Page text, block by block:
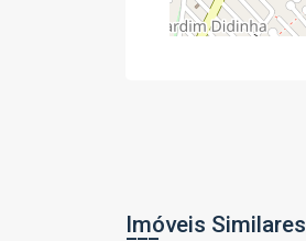
Imóveis Similares